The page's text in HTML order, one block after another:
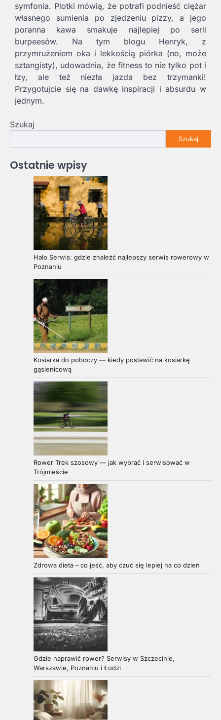
symfonia. Plotki mówią, że potrafi podnieść ciężar
własnego sumienia po zjedzeniu pizzy, a jego
poranna kawa smakuje najlepiej po serii
burpeesów. Na tym blogu Henryk, z
przymrużeniem oka i lekkością piórka (no, może
sztangisty), udowadnia, że fitness to nie tylko pot i
łzy, ale też niezła jazda bez trzymanki!
Przygotujcie się na dawkę inspiracji i absurdu w
jednym.
Szukaj
Szukaj
Ostatnie wpisy
Halo Serwis: gdzie znaleźć najlepszy serwis rowerowy w
Poznaniu
Kosiarka do poboczy — kiedy postawić na kosiarkę
gąsienicową
Rower Trek szosowy — jak wybrać i serwisować w
Trójmieście
Zdrowa dieta – co jeść, aby czuć się lepiej na co dzień
Gdzie naprawić rower? Serwisy w Szczecinie,
Warszawie, Poznaniu i Łodzi